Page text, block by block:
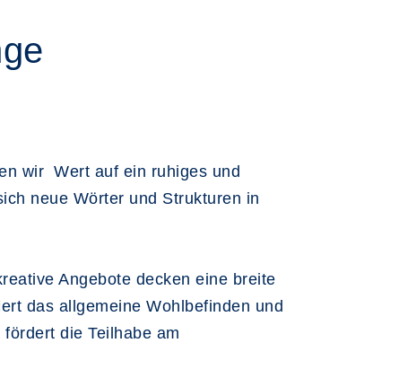
wir Wert auf ein ruhiges und
neue Wörter und Strukturen in
Angebote decken eine breite
das allgemeine Wohlbefinden und
die Teilhabe am